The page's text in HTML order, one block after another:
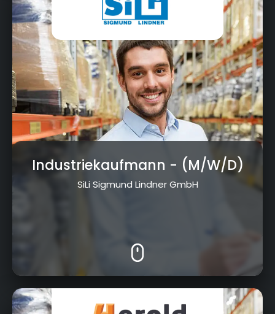
Industriekaufmann - (M/W/D)
SiLi Sigmund Lindner GmbH